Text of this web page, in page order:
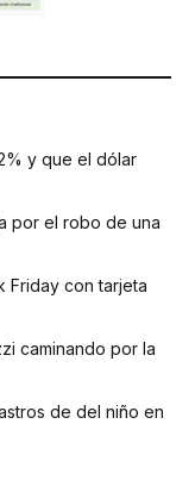
y que el dólar
por el robo de una
Friday con tarjeta
caminando por la
de del niño en